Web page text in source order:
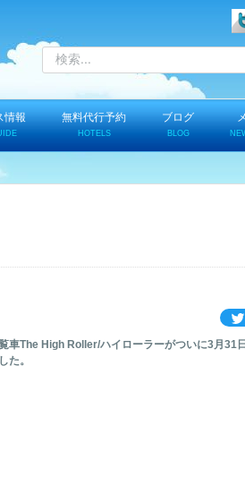
情報 無料代行予約
HOTELS
ブログ
BLOG
車The High Roller/ハイローラーがついに3月31
た。